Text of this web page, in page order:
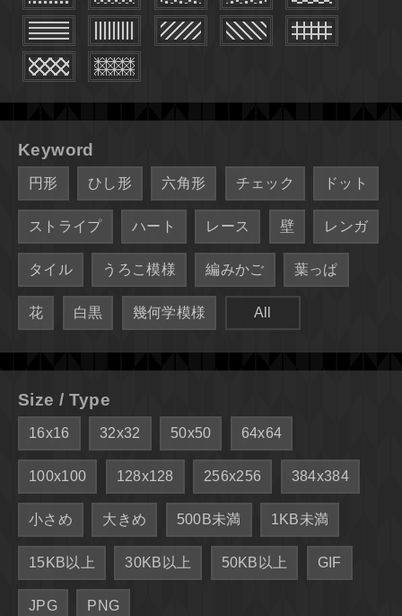
Keyword
円形 ひし形 六角形 チェック ドット
ストライプ ハート レース 壁 レンガ
タイル うろこ模様 編みかご 葉っぱ
花 白黒 幾何学模様 All
Size / Type
16x16 32x32 50x50 64x64
100x100 128x128 256x256 384x384
小さめ 大きめ 500B未満 1KB未満
15KB以上 30KB以上 50KB以上 GIF
JPG PNG